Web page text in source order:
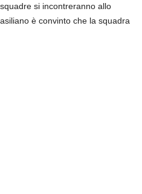
si incontreranno allo
è convinto che la squadra